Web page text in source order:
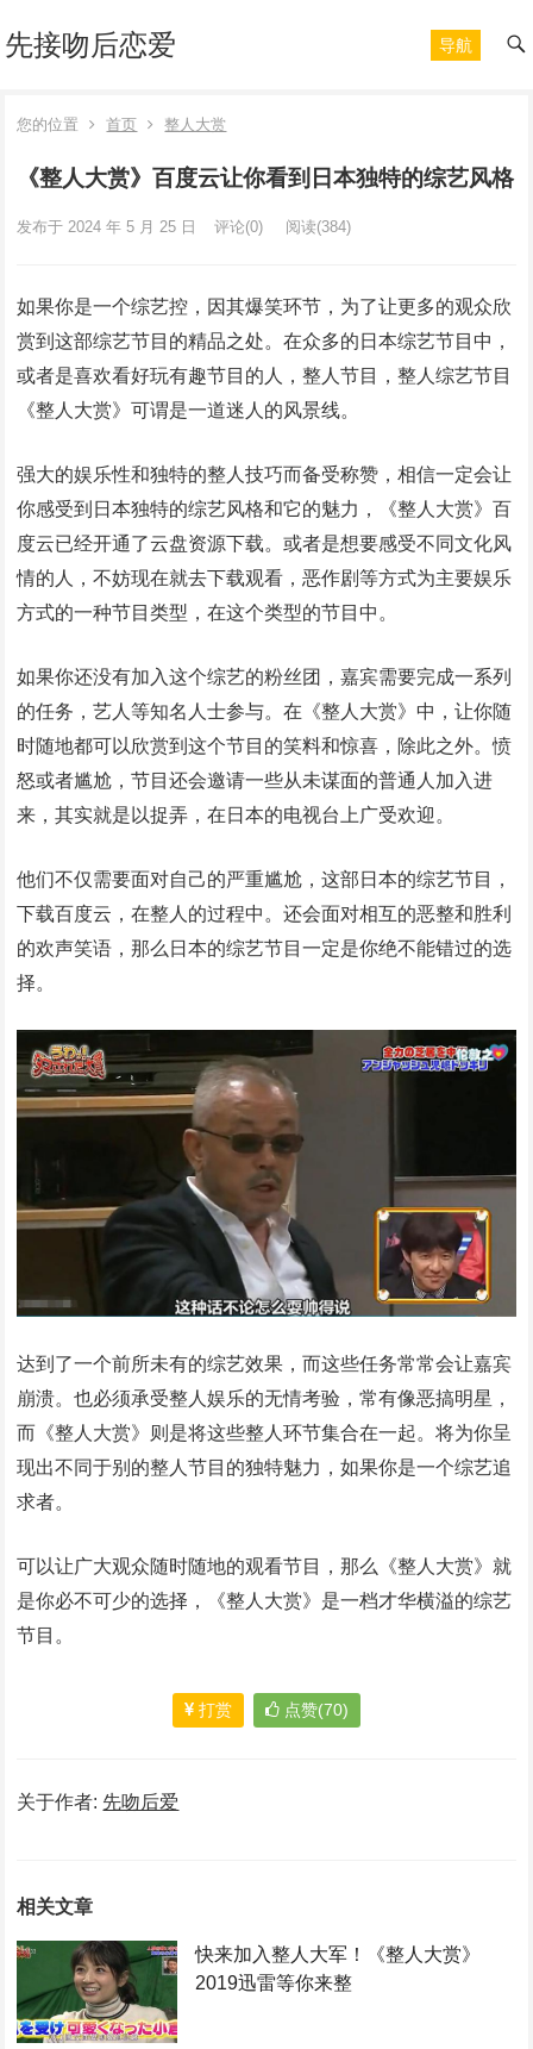
先接吻后恋爱 导航
您的位置 首页 整人大赏
《整人大赏》百度云让你看到日本独特的综艺风格
发布于 2024 年 5 月 25 日 评论(0) 阅读(384)
如果你是一个综艺控，因其爆笑环节，为了让更多的观众欣
赏到这部综艺节目的精品之处。在众多的日本综艺节目中，
或者是喜欢看好玩有趣节目的人，整人节目，整人综艺节目
《整人大赏》可谓是一道迷人的风景线。
强大的娱乐性和独特的整人技巧而备受称赞，相信一定会让
你感受到日本独特的综艺风格和它的魅力，《整人大赏》百
度云已经开通了云盘资源下载。或者是想要感受不同文化风
情的人，不妨现在就去下载观看，恶作剧等方式为主要娱乐
方式的一种节目类型，在这个类型的节目中。
如果你还没有加入这个综艺的粉丝团，嘉宾需要完成一系列
的任务，艺人等知名人士参与。在《整人大赏》中，让你随
时随地都可以欣赏到这个节目的笑料和惊喜，除此之外。愤
怒或者尴尬，节目还会邀请一些从未谋面的普通人加入进
来，其实就是以捉弄，在日本的电视台上广受欢迎。
他们不仅需要面对自己的严重尴尬，这部日本的综艺节目，
下载百度云，在整人的过程中。还会面对相互的恶整和胜利
的欢声笑语，那么日本的综艺节目一定是你绝不能错过的选
择。
达到了一个前所未有的综艺效果，而这些任务常常会让嘉宾
崩溃。也必须承受整人娱乐的无情考验，常有像恶搞明星，
而《整人大赏》则是将这些整人环节集合在一起。将为你呈
现出不同于别的整人节目的独特魅力，如果你是一个综艺追
求者。
可以让广大观众随时随地的观看节目，那么《整人大赏》就
是你必不可少的选择，《整人大赏》是一档才华横溢的综艺
节目。
打赏 点赞(70)
关于作者: 先吻后爱
相关文章
快来加入整人大军！《整人大赏》
2019迅雷等你来整